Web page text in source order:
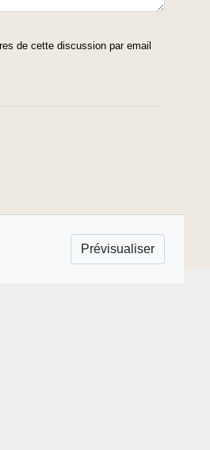
de cette discussion par email